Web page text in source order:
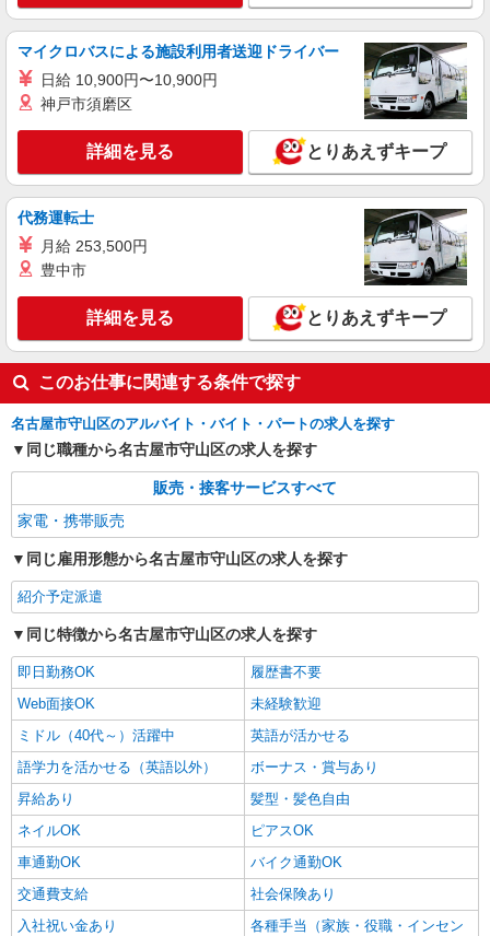
紹介予定派遣
株式会社シエロ
人気機種に詳しくなれる携帯販売【au】
月給273200円〜 ※残業手当別途支給 ※研修期
間6か月・時給1550円〜 ★交通費別途支給（規定
社祝い金10万円支給(規定有) お友達を紹介頂くと,
インセンティブ支給(規定有) ゜・。○。・゜
+゜・。○。・゜+゜
愛知県名古屋市守山区の家電量販店
キープ 詳細を見る
派遣社員
株式会社シエロ
【楽天モバイル】の店舗スタッフ
月給245250円〜 ※残業代支給 ★交通費別途支
給（規定あり） ゜+゜・。○。・゜+゜・。
○。・゜+゜ 入社祝い金10万円支給(規定有) お友達
を紹介頂くと, インセンティブ支給(規定有) ゜・。
○。・゜+゜・。○。・゜+゜
愛知県名古屋市守山区の楽天モバイルショップ
キープ 詳細を見る
マイクロバスによる施設利用者送迎ドライバー
日給 10,900円〜10,900円
神戸市須磨区
詳細を見る とりあえずキープ
代務運転士
月給 253,500円
豊中市
詳細を見る とりあえずキープ
このお仕事に関連する条件で探す
名古屋市守山区のアルバイト・バイト・パートの求人を探す
同じ職種から名古屋市守山区の求人を探す
販売・接客サービスすべて
家電・携帯販売
同じ雇用形態から名古屋市守山区の求人を探す
紹介予定派遣
同じ特徴から名古屋市守山区の求人を探す
即日勤務OK
履歴書不要
Web面接OK
未経験歓迎
ミドル（40代～）活躍中
英語が活かせる
語学力を活かせる（英語以外）
ボーナス・賞与あり
昇給あり
髪型・髪色自由
ネイルOK
ピアスOK
車通勤OK
バイク通勤OK
交通費支給
社会保険あり
入社祝い金あり
各種手当（家族・役職・インセン